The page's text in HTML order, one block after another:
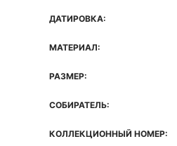
ДАТИРОВКА:
МАТЕРИАЛ:
РАЗМЕР:
СОБИРАТЕЛЬ:
КОЛЛЕКЦИОННЫЙ НОМЕР: